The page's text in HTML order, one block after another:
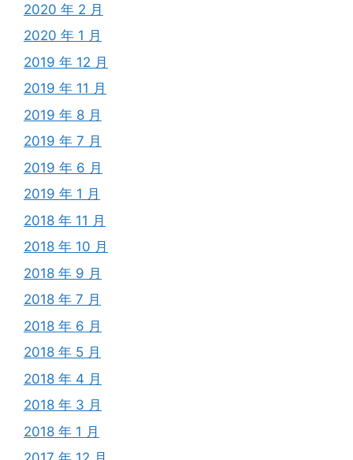
2020 年 2 月
2020 年 1 月
2019 年 12 月
2019 年 11 月
2019 年 8 月
2019 年 7 月
2019 年 6 月
2019 年 1 月
2018 年 11 月
2018 年 10 月
2018 年 9 月
2018 年 7 月
2018 年 6 月
2018 年 5 月
2018 年 4 月
2018 年 3 月
2018 年 1 月